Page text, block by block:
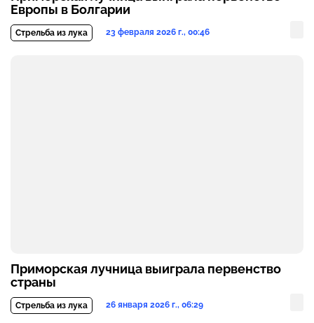
Европы в Болгарии
Стрельба из лука 23 февраля 2026 г., 00:46
Приморская лучница выиграла первенство
страны
Стрельба из лука 26 января 2026 г., 06:29